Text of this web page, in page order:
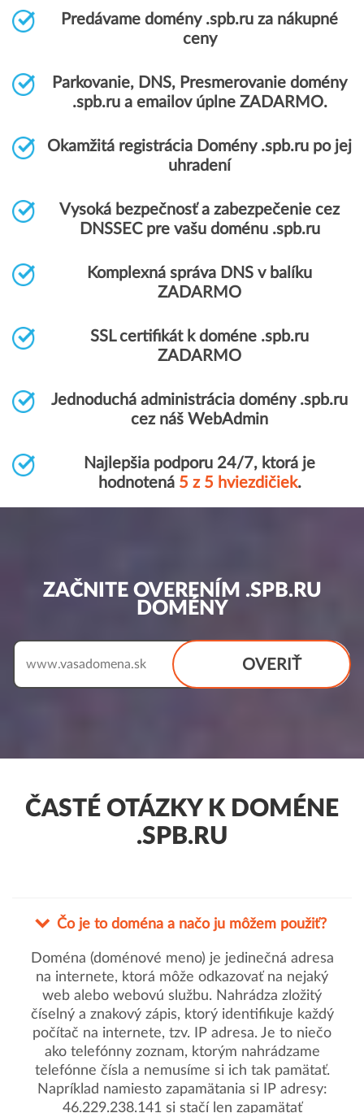
Predávame domény .spb.ru za nákupné
ceny
Parkovanie, DNS, Presmerovanie domény
.spb.ru a emailov úplne ZADARMO.
Okamžitá registrácia Domény .spb.ru po jej
uhradení
Vysoká bezpečnosť a zabezpečenie cez
DNSSEC pre vašu doménu .spb.ru
Komplexná správa DNS v balíku
ZADARMO
SSL certifikát k doméne .spb.ru
ZADARMO
Jednoduchá administrácia domény .spb.ru
cez náš WebAdmin
Najlepšia podporu 24/7, ktorá je
hodnotená 5 z 5 hviezdičiek.
ZAČNITE OVERENÍM .SPB.RU
DOMÉNY
OVERIŤ
www.
ČASTÉ OTÁZKY K DOMÉNE
.SPB.RU
Čo je to doména a načo ju môžem použiť?
Doména (doménové meno) je jedinečná adresa
na internete, ktorá môže odkazovať na nejaký
web alebo webovú službu. Nahrádza zložitý
číselný a znakový zápis, ktorý identifikuje každý
počítač na internete, tzv. IP adresa. Je to niečo
ako telefónny zoznam, ktorým nahrádzame
telefónne čísla a nemusíme si ich tak pamätať.
Napríklad namiesto zapamätania si IP adresy:
46.229.238.141 si stačí len zapamätať